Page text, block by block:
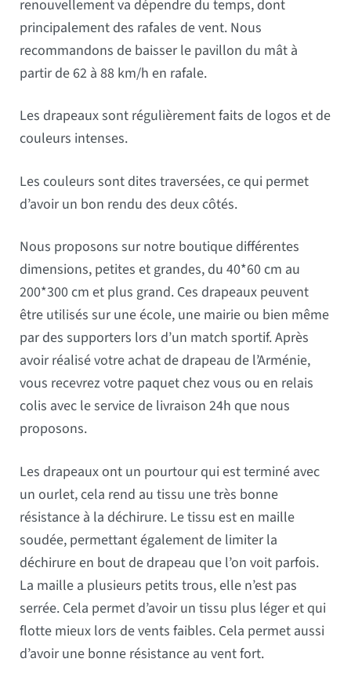
renouvellement va dépendre du temps, dont
principalement des rafales de vent. Nous
recommandons de baisser le pavillon du mât à
partir de 62 à 88 km/h en rafale.
Les drapeaux sont régulièrement faits de logos et de
couleurs intenses.
Les couleurs sont dites traversées, ce qui permet
d’avoir un bon rendu des deux côtés.
Nous proposons sur notre boutique différentes
dimensions, petites et grandes, du 40*60 cm au
200*300 cm et plus grand. Ces drapeaux peuvent
être utilisés sur une école, une mairie ou bien même
par des supporters lors d’un match sportif. Après
avoir réalisé votre achat de drapeau de l’Arménie,
vous recevrez votre paquet chez vous ou en relais
colis avec le service de livraison 24h que nous
proposons.
Les drapeaux ont un pourtour qui est terminé avec
un ourlet, cela rend au tissu une très bonne
résistance à la déchirure. Le tissu est en maille
soudée, permettant également de limiter la
déchirure en bout de drapeau que l’on voit parfois.
La maille a plusieurs petits trous, elle n’est pas
serrée. Cela permet d’avoir un tissu plus léger et qui
flotte mieux lors de vents faibles. Cela permet aussi
d’avoir une bonne résistance au vent fort.